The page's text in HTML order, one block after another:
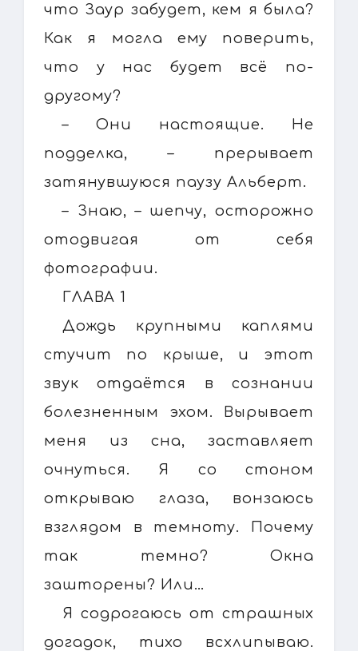
что Заур забудет, кем я была?
Как я могла ему поверить,
что у нас будет всё по-
другому?
– Они настоящие. Не
подделка, – прерывает
затянувшуюся паузу Альберт.
– Знаю, – шепчу, осторожно
отодвигая от себя
фотографии.
ГЛАВА 1
Дождь крупными каплями
стучит по крыше, и этот
звук отдаётся в сознании
болезненным эхом. Вырывает
меня из сна, заставляет
очнуться. Я со стоном
открываю глаза, вонзаюсь
взглядом в темноту. Почему
так темно? Окна
зашторены? Или…
Я содрогаюсь от страшных
догадок, тихо всхлипываю.